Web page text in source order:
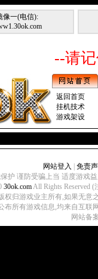
像一(电信):
--请
返回首页
挂机技术
游戏架设
网站登入
免责
护 谨防受骗上当 适度游戏
30ok.comAll Rights Reserved
权归游戏业主所有,如果无意
布所有游戏信息,均来自互联
网站备